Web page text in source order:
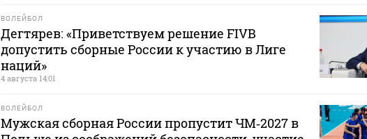
ВОЛЕЙБОЛ
Дегтярев: «Приветствуем решение FIVB
допустить сборные России к участию в Лиге
наций»
4 августа 14:01
ВОЛЕЙБОЛ
Мужская сборная России пропустит ЧМ‑2027 в